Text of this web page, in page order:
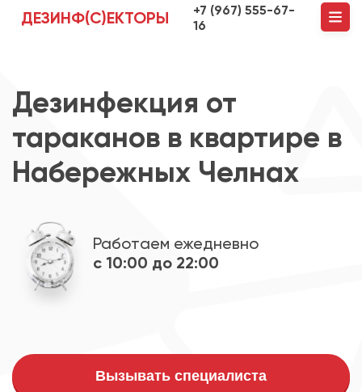
ДЕЗИНФ(С)ЕКТОРЫ
+7 (967) 555-67-
16
Дезинфекция от
тараканов в квартире в
Набережных Челнах
Работаем ежедневно
с 10:00 до 22:00
Вызывать специалиста